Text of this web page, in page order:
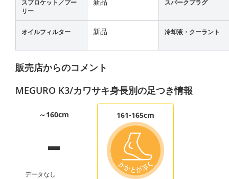
スプロケット／プー
リー
スパークプラグ
オイルフィルター 新品 冷却液・クーラント
販売店からのコメント
MEGURO K3/カワサキ身長別の足つき情報
～160cm
-
データなし
161-165cm